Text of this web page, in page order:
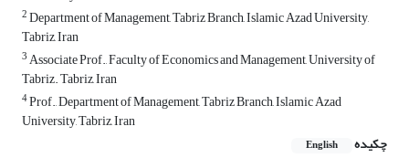
2Department of Management, Tabriz Branch, Islamic Azad University,
Tabriz, Iran
3Associate Prof., Faculty of Economics and Management, University of
Tabriz. Tabriz, Iran
4Prof., Department of Management, Tabriz Branch, Islamic Azad
University, Tabriz, Iran
چکیده
English